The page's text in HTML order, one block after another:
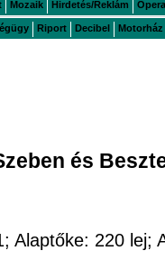
Mozaik Hirdetés/Reklám Opera
Riport Decibel Motorház
és
Alaptőke: 220 lej;